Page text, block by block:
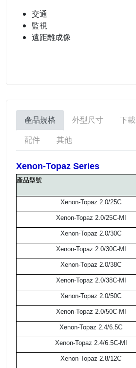
交通
監視
遠距離成像
產品規格 外型尺寸 下載
配件
其他
Xenon-Topaz Series
產品型號
Xenon-Topaz 2.0/25C
Xenon-Topaz 2.0/25C-MI
Xenon-Topaz 2.0/30C
Xenon-Topaz 2.0/30C-MI
Xenon-Topaz 2.0/38C
Xenon-Topaz 2.0/38C-MI
Xenon-Topaz 2.0/50C
Xenon-Topaz 2.0/50C-MI
Xenon-Topaz 2.4/6.5C
Xenon-Topaz 2.4/6.5C-MI
Xenon-Topaz 2.8/12C